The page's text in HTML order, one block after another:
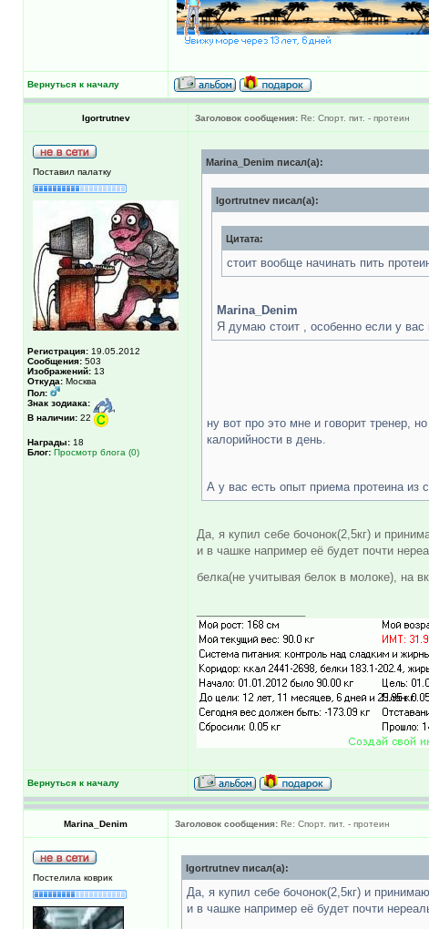
Вернуться к началу
Igortrutnev Заголовок сообщения: Re: Спорт. пит. - протеин
Поставил палатку
Регистрация: 19.05.2012
Сообщения: 503
Изображений: 13
Откуда: Москва
Пол:
Знак зодиака:
В наличии: 22
Награды: 18
Блог: Просмотр блога (0)
Marina_Denim писал(а):
Igortrutnev писал(а):
Цитата:
стоит вообще начинать пить
Marina_Denim
Я думаю стоит , особенно если у вас
ну вот про это мне и говорит тренер,
калорийности в день.
А у вас есть опыт приема протеина из
Да, я купил себе бочонок(2,5кг) и
и в чашке например её будет почти
белка(не учитывая белок в молоке), на
Вернуться к началу
Marina_Denim Заголовок сообщения: Re: Спорт. пит. - протеин
Постелила коврик
Igortrutnev писал(а):
Да, я купил себе бочонок(2,5кг) и
и в чашке например её будет почти